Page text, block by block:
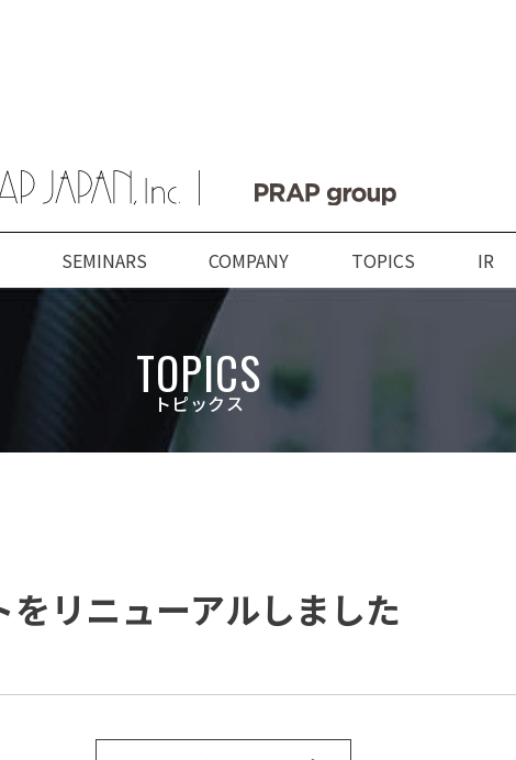
SEMINARS COMPANY TOPICS IR
ABOUT US
プラップジャパンについて
SERVICES
サービス
COMPANY
企業情報
プラップグループ
TOPICS
新着情報
TOPICS
トピックス
リニューアルしました